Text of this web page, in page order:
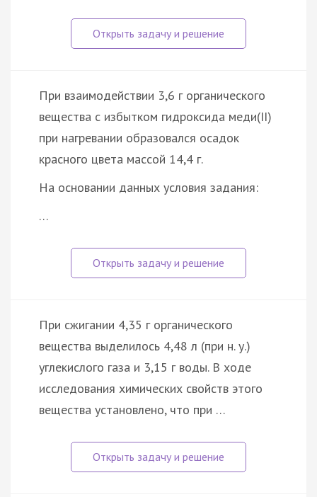
При взаимодействии 3,6 г органического
вещества с избытком гидроксида меди(II)
при нагревании образовался осадок
красного цвета массой 14,4 г.
На основании данных условия задания:
…
При сжигании 4,35 г органического
вещества выделилось 4,48 л (при н. у.)
углекислого газа и 3,15 г воды. В ходе
исследования химических свойств этого
вещества установлено, что при …